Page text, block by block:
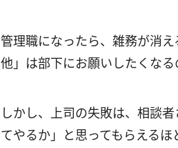
管理職になったら、雑務が消
他」は部下にお願いしたくなる
しかし、上司の失敗は、相談
てやるか」と思ってもらえる